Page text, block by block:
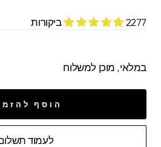
2277 ביקורות
במלאי, מוכן למשלוח
הוסף
לעמוד תשלום